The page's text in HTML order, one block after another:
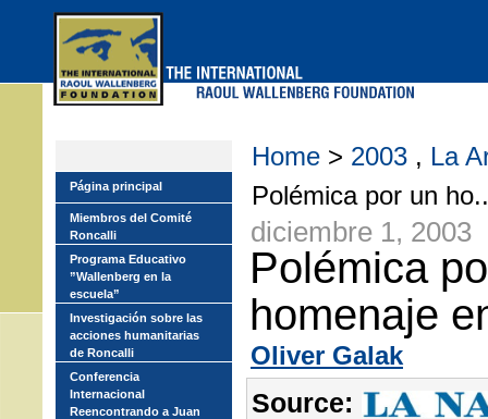
Home > 2003 , La
Polémica por un
diciembre 1, 2003
Polémica
homenaje
Oliver Galak
Source:
Página principal
Miembros del Comité
Roncalli
Programa Educativo
”Wallenberg en la
escuela”
Investigación sobre las
acciones humanitarias
de Roncalli
Conferencia
Internacional
Reencontrando a Juan